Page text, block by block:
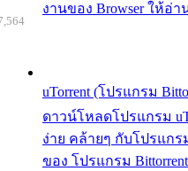
งานของ Browser ให้อ่า
uTorrent (โปรแกรม
ดาวน์โหลดโปรแกรม
ง่าย คล้ายๆ กับโปรแก
ของ โปรแกรม